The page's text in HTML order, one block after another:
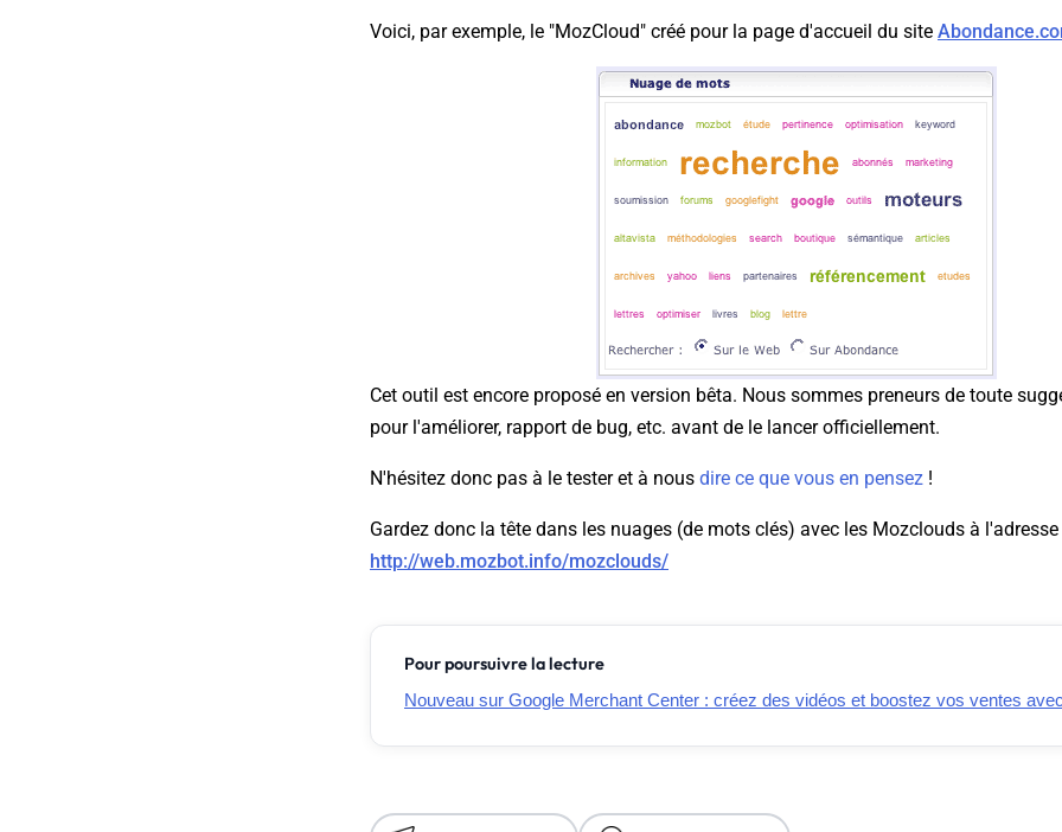
Voici, par exemple, le "MozCloud" créé pour la page d'accueil du site
Cet outil est encore proposé en version bêta. Nous sommes preneurs de toute
pour l'améliorer, rapport de bug, etc. avant de le lancer officiellement.
N'hésitez donc pas à le tester et à nous dire ce que vous en pensez !
Gardez donc la tête dans les nuages (de mots clés) avec les Mozclouds à l'adresse
http://web.mozbot.info/mozclouds/
Pour poursuivre la lecture
Nouveau sur Google Merchant Center : créez des vidéos et boostez vos ventes